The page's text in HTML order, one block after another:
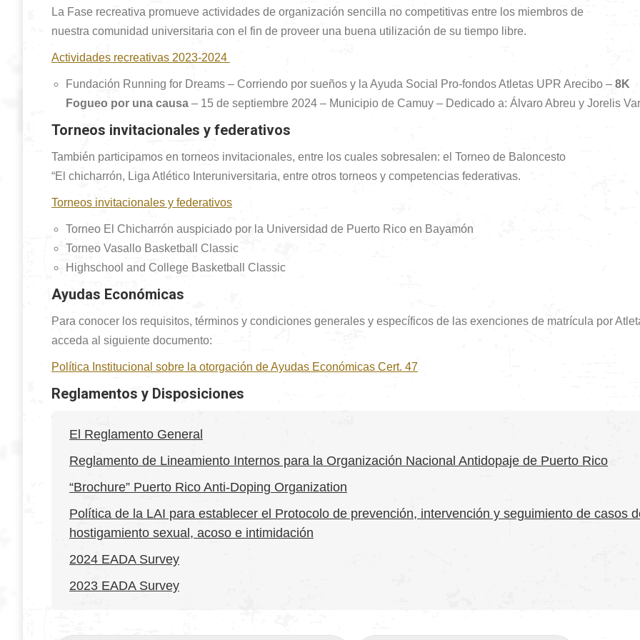
La Fase recreativa promueve actividades de organización sencilla no competitivas entre los miembros de
nuestra comunidad universitaria con el fin de proveer una buena utilización de su tiempo libre.
Actividades recreativas 2023-2024
Fundación Running for Dreams – Corriendo por sueños y la Ayuda Social Pro-fondos Atletas UPR Arecibo – 8K
Fogueo por una causa – 15 de septiembre 2024 – Municipio de Camuy – Dedicado a: Álvaro Abreu y Jorelis
Torneos invitacionales y federativos
También participamos en torneos invitacionales, entre los cuales sobresalen: el Torneo de Baloncesto
“El chicharrón, Liga Atlético Interuniversitaria, entre otros torneos y competencias federativas.
Torneos invitacionales y federativos
Torneo El Chicharrón auspiciado por la Universidad de Puerto Rico en Bayamón
Torneo Vasallo Basketball Classic
Highschool and College Basketball Classic
Ayudas Económicas
Para conocer los requisitos, términos y condiciones generales y específicos de las exenciones de matrícula por
acceda al siguiente documento:
Política Institucional sobre la otorgación de Ayudas Económicas Cert. 47
Reglamentos y Disposiciones
El Reglamento General
Reglamento de Lineamiento Internos para la Organización Nacional Antidopaje de Puerto Rico
“Brochure” Puerto Rico Anti-Doping Organization
Política de la LAI para establecer el Protocolo de prevención, intervención y seguimiento de casos
hostigamiento sexual, acoso e intimidación
2024 EADA Survey
2023 EADA Survey